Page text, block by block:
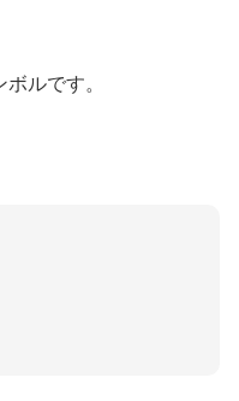
ルです。